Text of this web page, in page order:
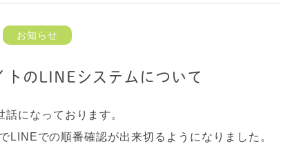
お知らせ
トのLINEシステムについて
話になっております。
LINEでの順番確認が出来切るようになりました。